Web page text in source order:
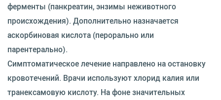
ферменты (панкреатин, энзимы неживотного
происхождения). Дополнительно назначается
аскорбиновая кислота (перорально или
парентерально).
Симптоматическое лечение направлено на остановку
кровотечений. Врачи используют хлорид калия или
транексамовую кислоту. На фоне значительных